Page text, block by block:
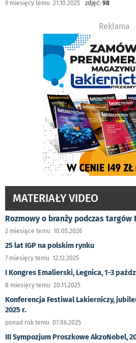
9 miesięcy temu 21.10.2025 zdjęć: 98
Reklama
MATERIAŁY VIDEO
Rozmowy o branży podczas targów
2 miesiące temu 10.05.2026
25 lat IGP na polskim rynku
7 miesięcy temu 12.12.2025
I Kongres Emalierski, Legnica, 1-3
8 miesięcy temu 20.11.2025
Konferencja Festiwal Lakierniczy,
2025 r.
ponad rok temu 07.06.2025
III Sympozjum Proszkowe AkzoNobel,